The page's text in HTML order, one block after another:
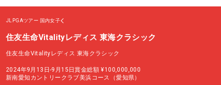
JLPGAツアー 国内女子
住友生命Vitalityレディス 東海クラシック
住友生命Vitalityレディス 東海クラシック
2024年9月13日-9月15日賞金総額 ¥100,000,000
新南愛知カントリークラブ美浜コース（愛知県）